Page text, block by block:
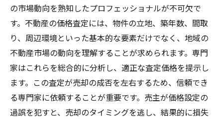
の市場動向を熟知したプロフェッショナルが不可欠で
す。不動産の価格査定には、物件の立地、築年数、間取
り、周辺環境といった基本的な要素だけでなく、地域の
不動産市場の動向を理解することが求められます。専門
家はこれらを総合的に分析し、適正な査定価格を提示し
ます。この査定が売却の成否を左右するため、信頼でき
る専門家に依頼することが重要です。売主が価格設定の
過誤を犯すと、売却のタイミングを逃し、結果的に損失